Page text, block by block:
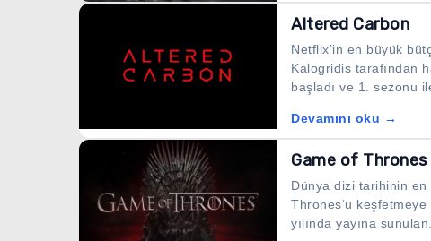
Altered Carbon
Netflix’in en büyük
Kalogridis tarafından
başladı ve 1. sezonu
Devamını oku →
Game of Thrones
Dünya dizi tarihinin en
Thrones‘u keşfetmeye
yılında yayına